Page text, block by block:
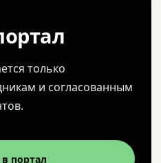
только
и согласованным
портал